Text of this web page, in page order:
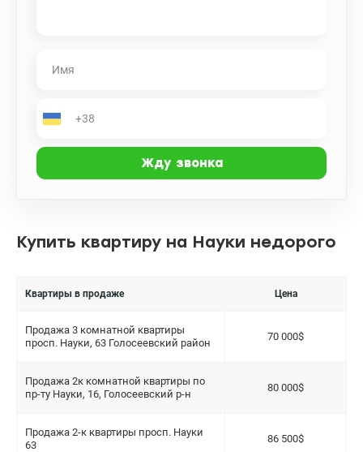
Купить квартиру на Науки недорого
Квартиры в продаже Цена
Продажа 3 комнатной квартиры
просп. Науки, 63 Голосеевский район
70 000$
Продажа 2к комнатной квартиры по
пр-ту Науки, 16, Голосеевский р-н
80 000$
Продажа 2-к квартиры просп. Науки
63
86 500$